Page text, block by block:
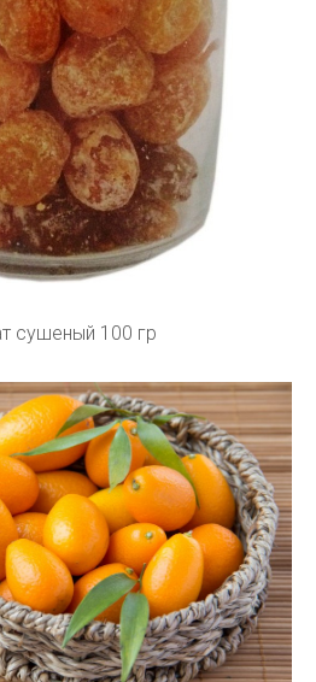
сушеный 100 гр